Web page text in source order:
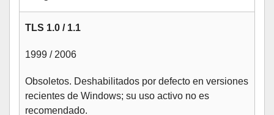
TLS 1.0 / 1.1
1999 / 2006
Obsoletos. Deshabilitados por defecto en versiones
recientes de Windows; su uso activo no es
recomendado.